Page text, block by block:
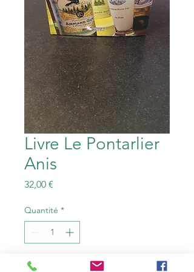
Livre Le Pontarlier
Anis
32,00 €
Quantité *